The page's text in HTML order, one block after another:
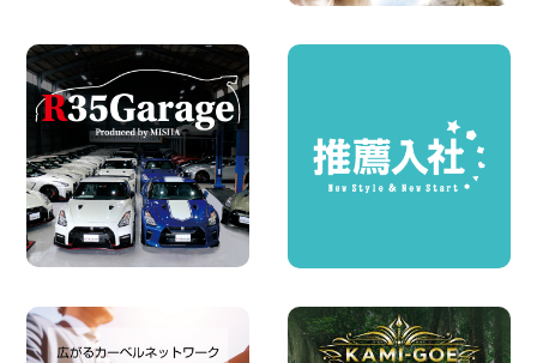
坂出川津店
【カーシェアのレンタカーが2台になりま
した!】 岐阜県 各務原那加店
100円レンタカー 各務原那加
2026年08月06日